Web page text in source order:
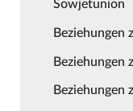
Sowjetunion
Beziehungen
Beziehungen
Beziehungen